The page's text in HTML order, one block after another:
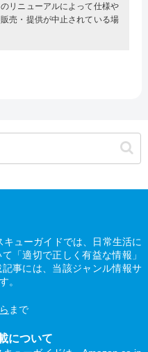
リニューアルによって仕様や
売・提供が中止されている場
ューガイドでは、日常生活に
「適切で正しく有益な情報」
事には、当該ジャンル情報サ
。
まで
について